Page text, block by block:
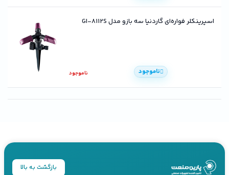
اسپرینکلر فواره‌ای گاردنیا سه بازو مدل GI-8112S
ناموجود ناموجود
بازگشت به بالا